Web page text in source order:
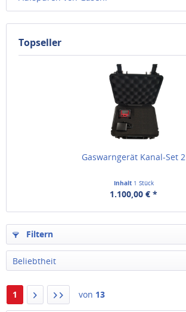
Topseller
Gaswarngerät Kanal-Set 2
Inhalt 1 Stück
1.100,00 € *
Filtern
Beliebtheit
1 von 13